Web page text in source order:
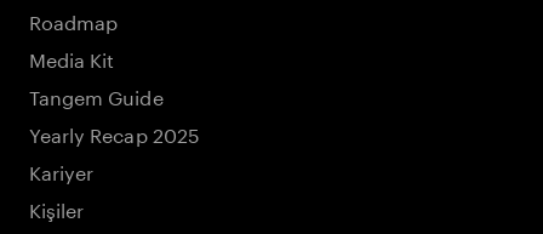
Roadmap
Media Kit
Tangem Guide
Yearly Recap 2025
Kariyer
Kişiler